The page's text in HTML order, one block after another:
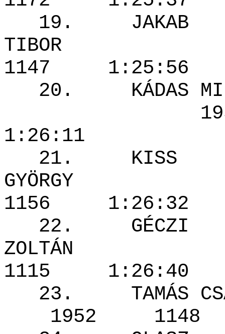
19. JAKAB
1147
20. KÁDAS
1952
1:26:11
21. KISS
1156
22. GÉCZI
1115
23.
1952